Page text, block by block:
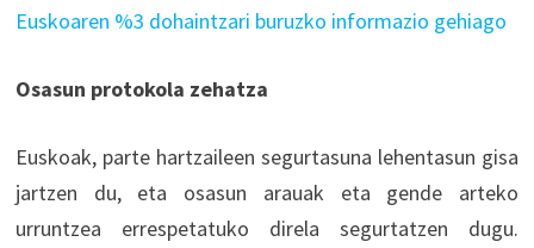
Euskoaren %3 dohaintzari buruzko informazio gehiago
Osasun protokola zehatza
Euskoak, parte hartzaileen segurtasuna lehentasun gisa
jartzen du, eta osasun arauak eta gende arteko
urruntzea errespetatuko direla segurtatzen dugu.